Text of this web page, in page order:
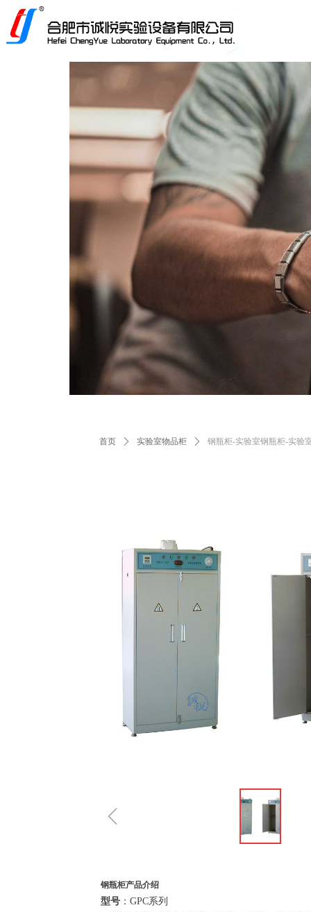
首页 ꄲ 实验室物品柜 ꄲ 钢瓶柜-实验室钢瓶柜-实验
ꁆ
Control Render
钢瓶柜产品介绍
型号 ：GPC系列